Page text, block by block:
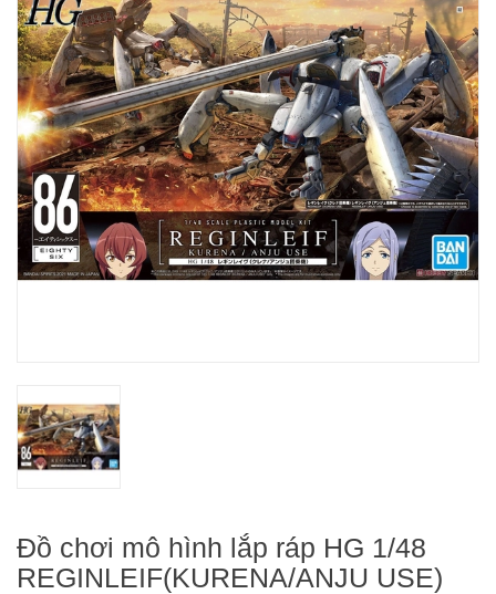
Đồ chơi mô hình lắp ráp HG 1/48
REGINLEIF(KURENA/ANJU USE)